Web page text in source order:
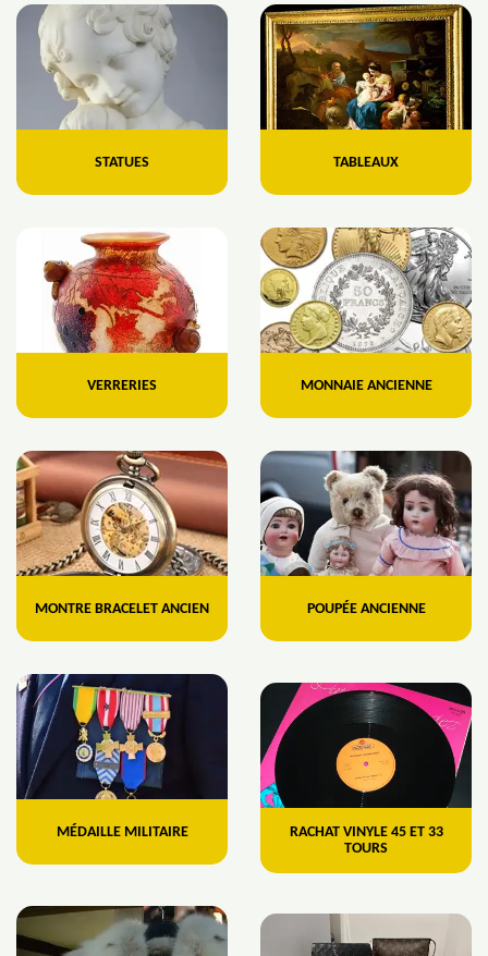
STATUES TABLEAUX
VERRERIES MONNAIE ANCIENNE
MONTRE BRACELET ANCIEN POUPÉE ANCIENNE
MÉDAILLE MILITAIRE
RACHAT VINYLE 45 ET 33
TOURS